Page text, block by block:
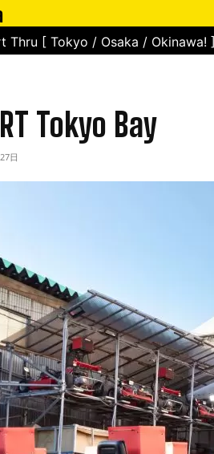
Thru [ Tokyo / Osaka / Okinawa! ]
Bay
Tokyo Bay
日